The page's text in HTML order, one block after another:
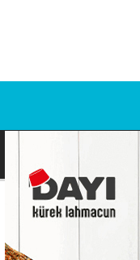
karar